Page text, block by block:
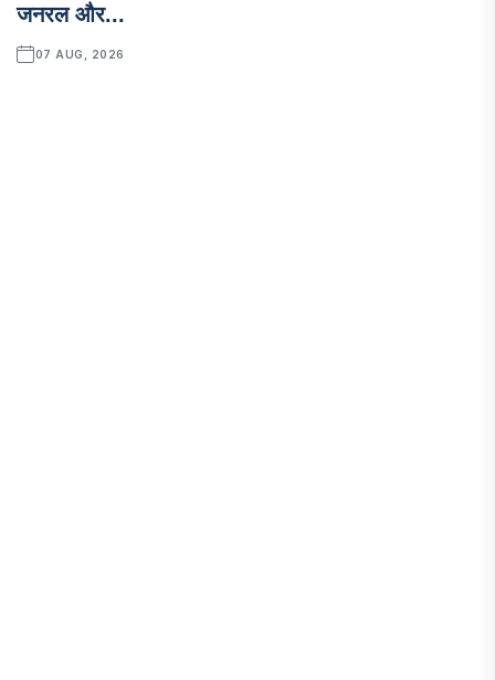
जनरल और...
07 AUG, 2026